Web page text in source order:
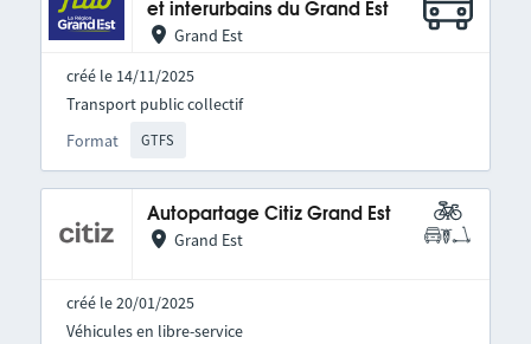
et interurbains du Grand Est
Grand Est
créé le 14/11/2025
Format GTFS
Transport public collectif
Autopartage Citiz Grand Est
Grand Est
créé le 20/01/2025
Véhicules en libre-service